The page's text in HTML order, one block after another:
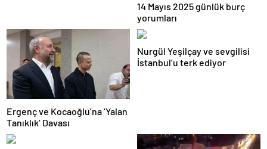
14 Mayıs 2025 günlük burç
yorumları
Ergenç ve Kocaoğlu’na ‘Yalan
Tanıklık’ Davası
Nurgül Yeşilçay ve sevgilisi
İstanbul’u terk ediyor